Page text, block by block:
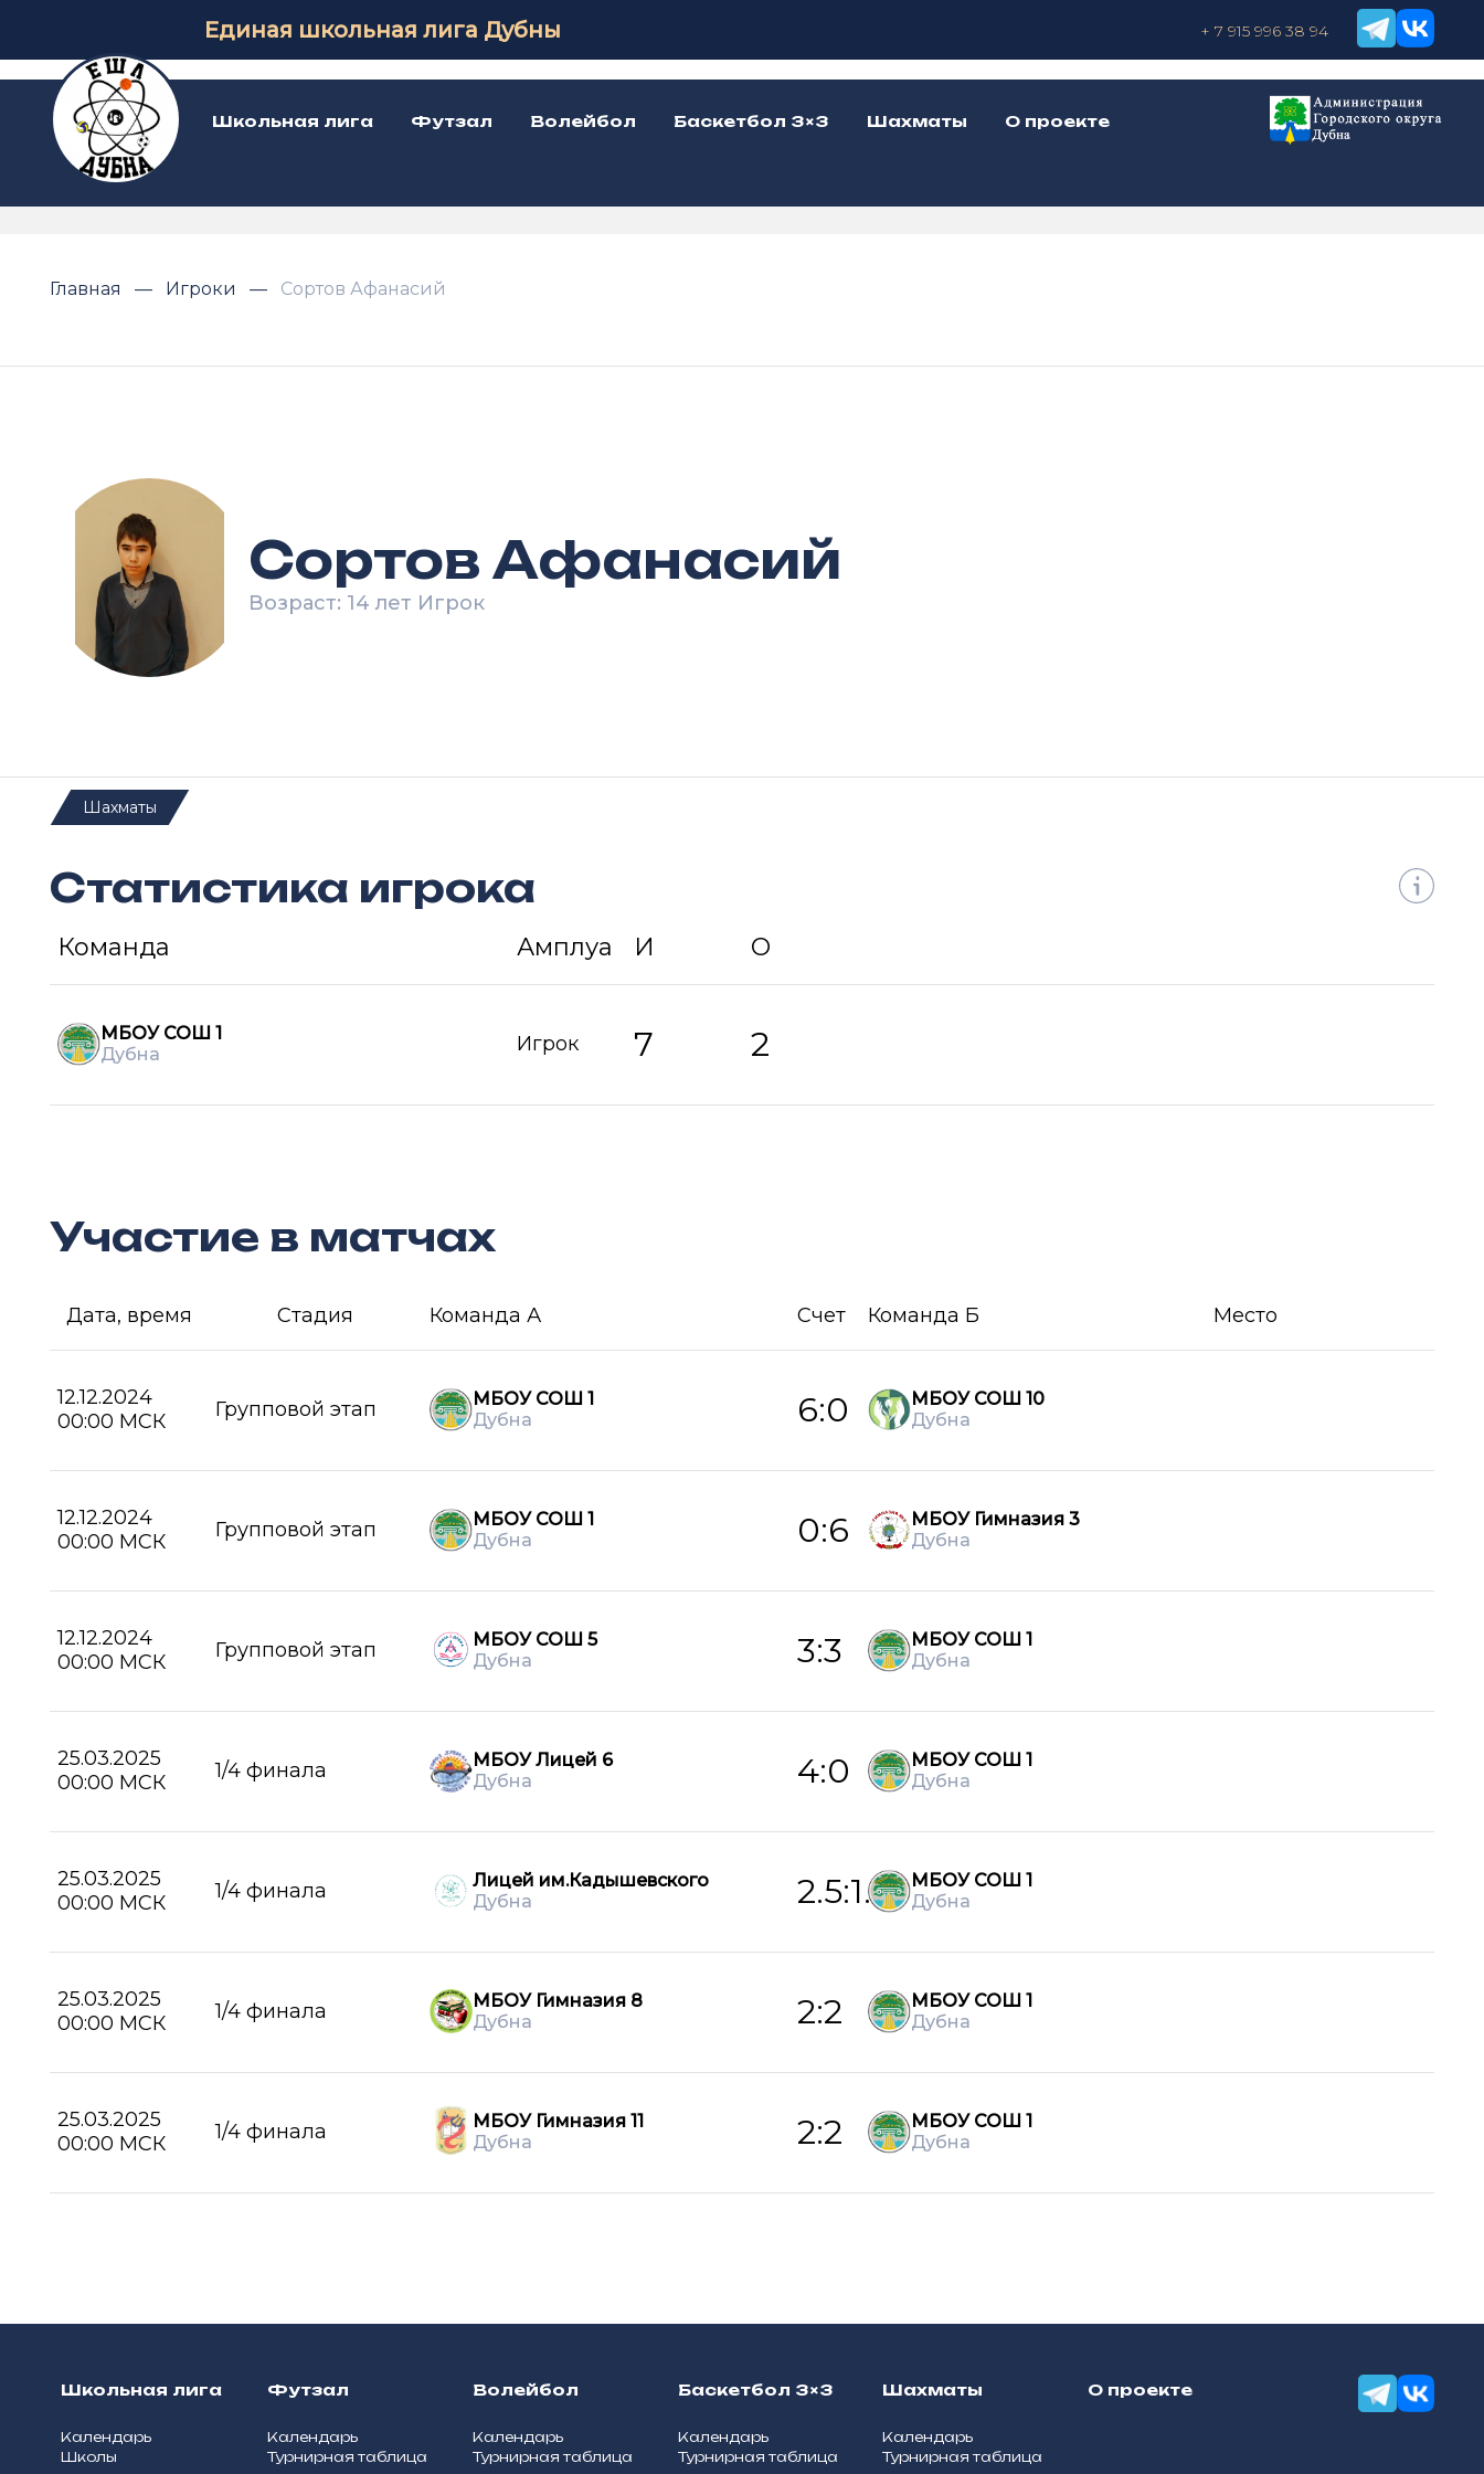
Единая школьная лига Дубны + 7 915 996 38 94
Школьная лига Футзал Волейбол Баскетбол 3×3 Шахматы О проекте
Главная Игроки Сортов Афанасий
Сортов Афанасий
Возраст: 14 лет Игрок
Шахматы
Статистика игрока
Команда Амплуа И О
МБОУ СОШ 1
Дубна
Игрок 7 2
Участие в матчах
Дата, время Стадия Команда А Счет Команда Б Место
12.12.2024
00:00 МСК
Групповой этап
МБОУ СОШ 1
Дубна
6:0
МБОУ СОШ 10
Дубна
12.12.2024
00:00 МСК
Групповой этап
МБОУ СОШ 1
Дубна
0:6
МБОУ Гимназия 3
Дубна
12.12.2024
00:00 МСК
Групповой этап
МБОУ СОШ 5
Дубна
3:3
МБОУ СОШ 1
Дубна
25.03.2025
00:00 МСК
1/4 финала
МБОУ Лицей 6
Дубна
4:0
МБОУ СОШ 1
Дубна
25.03.2025
00:00 МСК
1/4 финала
Лицей им.Кадышевского
Дубна
2.5:1.5
МБОУ СОШ 1
Дубна
25.03.2025
00:00 МСК
1/4 финала
МБОУ Гимназия 8
Дубна
2:2
МБОУ СОШ 1
Дубна
25.03.2025
00:00 МСК
1/4 финала
МБОУ Гимназия 11
Дубна
2:2
МБОУ СОШ 1
Дубна
Школьная лига
Календарь
Школы
Футзал
Календарь
Турнирная таблица
Волейбол
Календарь
Турнирная таблица
Баскетбол 3×3
Календарь
Турнирная таблица
Шахматы
Календарь
Турнирная таблица
О проекте